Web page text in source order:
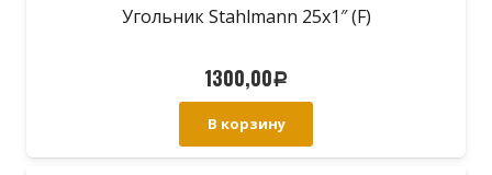
Угольник Stahlmann 25х1″ (F)
1300,00Р
В корзину